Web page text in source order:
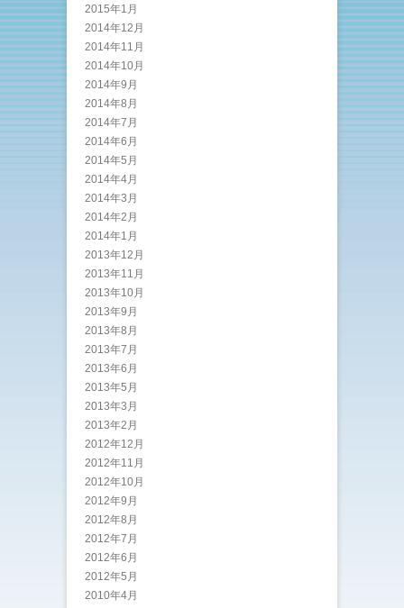
2015年1月
2014年12月
2014年11月
2014年10月
2014年9月
2014年8月
2014年7月
2014年6月
2014年5月
2014年4月
2014年3月
2014年2月
2014年1月
2013年12月
2013年11月
2013年10月
2013年9月
2013年8月
2013年7月
2013年6月
2013年5月
2013年3月
2013年2月
2012年12月
2012年11月
2012年10月
2012年9月
2012年8月
2012年7月
2012年6月
2012年5月
2010年4月